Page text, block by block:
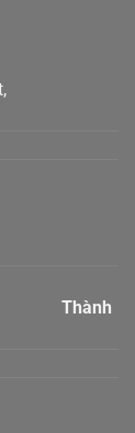
Sơn Nhất,
Plaza,
Thành